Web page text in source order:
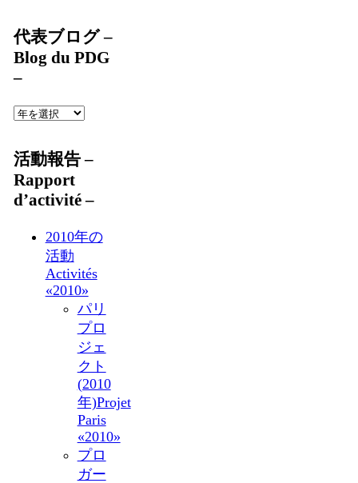
代表ブログ –
Blog du PDG
–
活動報告 –
Rapport
d’activité –
2010年の
活動
Activités
«2010»
パリ
プロ
ジェ
クト
(2010
年)Projet
Paris
«2010»
プロ
ガー